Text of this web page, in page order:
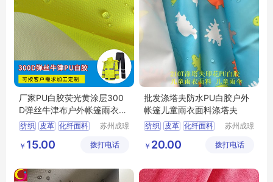
厂家PU白胶荧光黄涂层300
D弹丝牛津布户外帐篷雨衣面
料牛津布
纺织 皮革 化纤面料
苏州成璟
有限公司
￥ 15.00 拨打电话
批发涤塔夫防水PU白胶户外
帐篷儿童雨衣面料涤塔夫
纺织 皮革 化纤面料
苏州成璟
有限公司
￥ 20.00 拨打电话